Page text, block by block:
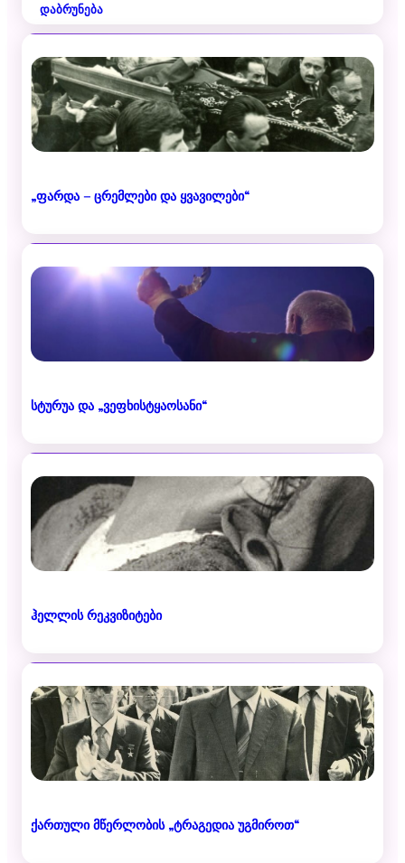
დაბრუნება
„ფარდა – ცრემლები და ყვავილები“
სტურუა და „ვეფხისტყაოსანი“
ჰელლის რეკვიზიტები
ქართული მწერლობის „ტრაგედია უგმიროთ“